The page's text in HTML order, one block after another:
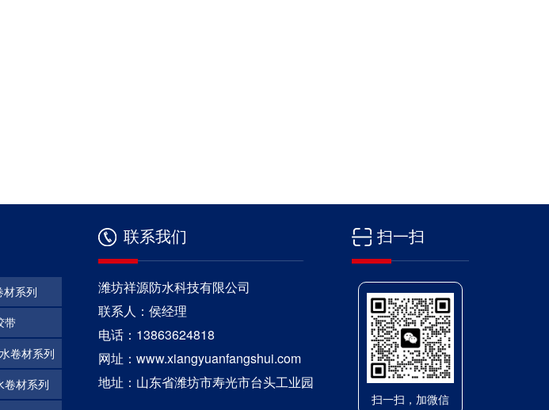
材系列
带
卷材系列
卷材系列
联系我们
潍坊祥源防水科技有限公司
联系人：侯经理
电话：13863624818
网址：www.xiangyuanfangshui.com
地址：山东省潍坊市寿光市台头工业园
扫一扫
扫一扫，加微信